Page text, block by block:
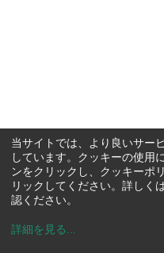
当サイトでは、より良いサー
しています。クッキーの使用
ンをクリックし、クッキーポ
リックしてください。詳しく
認ください。
詳細を見る ...